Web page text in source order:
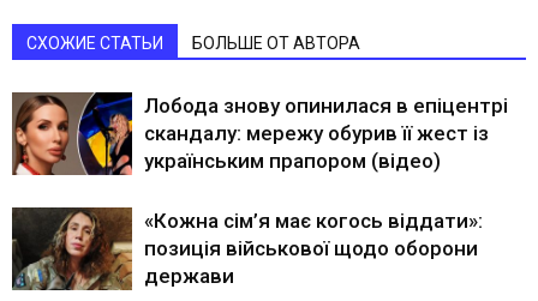
СХОЖИЕ СТАТЬИ БОЛЬШЕ ОТ АВТОРА
Лобода знову опинилася в епіцентрі
скандалу: мережу обурив її жест із
українським прапором (відео)
«Кожна сім’я має когось віддати»:
позиція військової щодо оборони
держави